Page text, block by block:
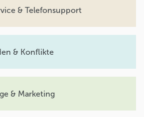
& Telefonsupport
& Konflikte
& Marketing